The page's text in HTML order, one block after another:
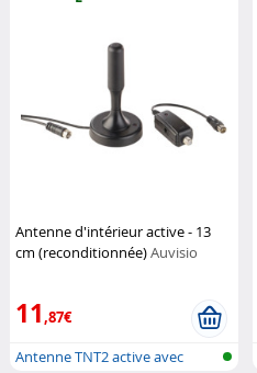
Antenne d'intérieur active - 13
cm (reconditionnée)Auvisio
11,87€
Antenne TNT2 active avec